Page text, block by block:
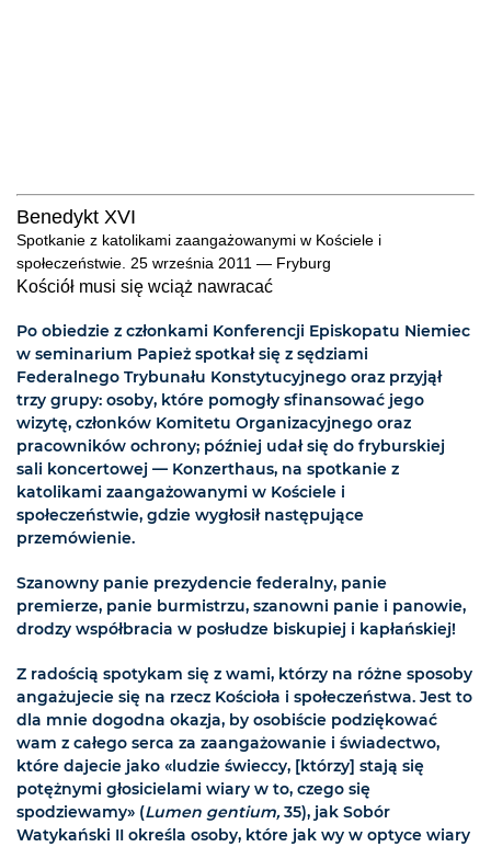
Benedykt XVI
Spotkanie z katolikami zaangażowanymi w Kościele i
społeczeństwie. 25 września 2011 — Fryburg
Kościół musi się wciąż nawracać
Po obiedzie z członkami Konferencji Episkopatu Niemiec
w seminarium Papież spotkał się z sędziami
Federalnego Trybunału Konstytucyjnego oraz przyjął
trzy grupy: osoby, które pomogły sfinansować jego
wizytę, członków Komitetu Organizacyjnego oraz
pracowników ochrony; później udał się do fryburskiej
sali koncertowej — Konzerthaus, na spotkanie z
katolikami zaangażowanymi w Kościele i
społeczeństwie, gdzie wygłosił następujące
przemówienie.
Szanowny panie prezydencie federalny, panie
premierze, panie burmistrzu, szanowni panie i panowie,
drodzy współbracia w posłudze biskupiej i kapłańskiej!
Z radością spotykam się z wami, którzy na różne sposoby
angażujecie się na rzecz Kościoła i społeczeństwa. Jest to
dla mnie dogodna okazja, by osobiście podziękować
wam z całego serca za zaangażowanie i świadectwo,
które dajecie jako «ludzie świeccy, [którzy] stają się
potężnymi głosicielami wiary w to, czego się
spodziewamy» (Lumen gentium,35), jak Sobór
Watykański II określa osoby, które jak wy w optyce wiary